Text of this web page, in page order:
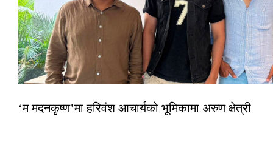
‘म मदनकृष्ण’मा हरिवंश आचार्यको भूमिकामा अरुण क्षेत्री